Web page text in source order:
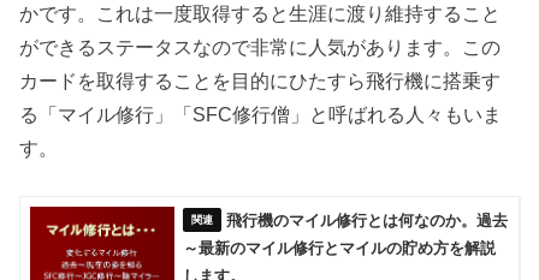
かです。これは一度取得すると生涯に渡り維持すること
ができるステータスなので非常に人気があります。この
カードを取得することを目的にひたすら飛行機に搭乗す
る「マイル修行」「SFC修行僧」と呼ばれる人々もいま
す。
飛行機のマイル修行とは何なのか。過去
～最新のマイル修行とマイルの貯め方を解説
します。